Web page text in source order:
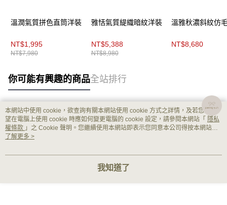
溫潤氣質拼色直筒洋裝
NT$1,995
NT$7,980
雅恬氣質緹織暗紋洋裝
NT$5,388
NT$8,980
溫雅秋濃斜紋仿
NT$8,680
你可能有興趣的商品全站排行
熱門標籤
本網站中使用 cookie，欲查詢有關本網站使用 cookie 方式之詳情，及若您不希
望在電腦上使用 cookie 時應如何變更電腦的 cookie 設定，請參閱本網站「 隱私
權條款 」之 Cookie 聲明。您繼續使用本網站即表示您同意本公司得按本網站使
用條款之 Cookie 聲明使用 cookie。
了解更多 >
我知道了